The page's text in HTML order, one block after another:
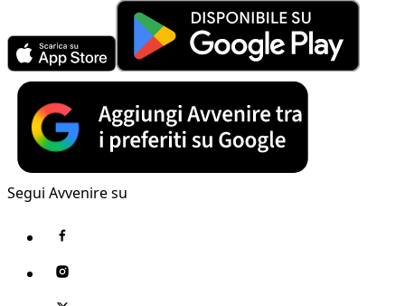
Segui Avvenire su